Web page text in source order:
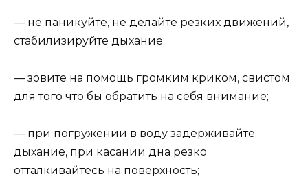
— не паникуйте, не делайте резких движений,
стабилизируйте дыхание;
— зовите на помощь громким криком, свистом
для того что бы обратить на себя внимание;
— при погружении в воду задерживайте
дыхание, при касании дна резко
отталкивайтесь на поверхность;